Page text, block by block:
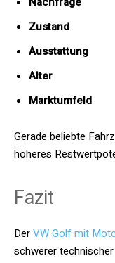
Zustand
Ausstattung
Alter
Marktumfeld
Gerade beliebte
höheres
Fazit
DerVW Golf mit
schwerer